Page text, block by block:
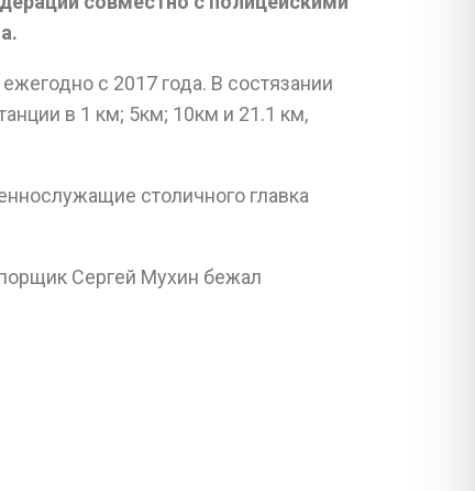
с 2017 года. В состязании
в 1 км; 5км; 10км и 21.1 км,
столичного главка
Сергей Мухин бежал